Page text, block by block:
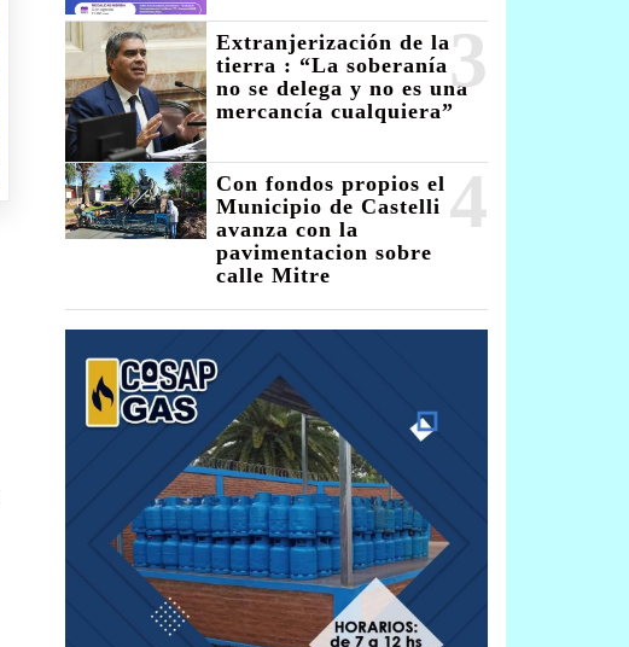
3
Extranjerización de la
tierra : “La soberanía
no se delega y no es una
mercancía cualquiera”
4
Con fondos propios el
Municipio de Castelli
avanza con la
pavimentacion sobre
calle Mitre